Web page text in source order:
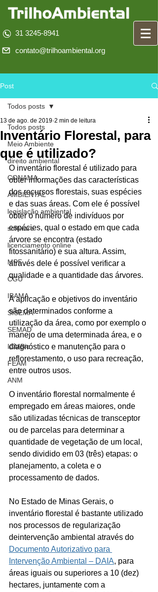
31 3245-8941
contato@trilhoambiental.org
Post
Todos posts
Meio Ambiente
direito ambiental
CONAMA
AMBIENTAL
legislação ambiental
software
licenciamento online
MPF
CGU
IBAMA
SISEMA
SEMAD
ICMBio
FEAM
ANM
Todos posts
Inventário Florestal, para
que é utilizado?
13 de ago. de 2019 2 min de leitura
O inventário florestal é utilizado para
obter informações das características
dos recursos florestais, suas espécies
e das suas áreas. Com ele é possível
obter o número de indivíduos por
espécies, qual o estado em que cada
árvore se encontra (estado
fitossanitário) e sua altura. Assim,
através dele é possível verificar a
qualidade e a quantidade das árvores.
A aplicação e objetivos do inventário
são determinados conforme a
utilização da área, como por exemplo o
manejo de uma determinada área, e o
diagnóstico e manutenção para o
reflorestamento, o uso para recreação,
entre outros usos.
O inventário florestal normalmente é
empregado em áreas maiores, onde
são utilizadas técnicas de transceptor
ou de parcelas para determinar a
quantidade de vegetação de um local,
sendo dividido em 03 (três) etapas: o
planejamento, a coleta e o
processamento de dados.
No Estado de Minas Gerais, o
inventário florestal é bastante utilizado
nos processos de regularização
deintervenção ambiental através do
Documento Autorizativo para
Intervenção Ambiental – DAIA, para
áreas iguais ou superiores a 10 (dez)
hectares, juntamente com a